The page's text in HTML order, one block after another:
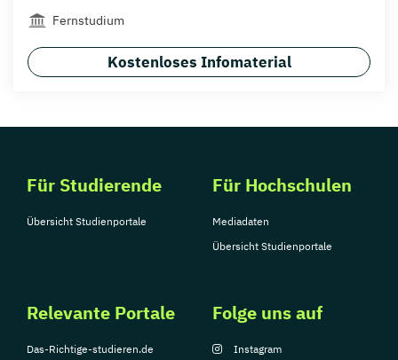
Fernstudium
Kostenloses Infomaterial
Für Studierende
Übersicht Studienportale
Für Hochschulen
Mediadaten
Übersicht Studienportale
Relevante Portale
Das-Richtige-studieren.de
Folge uns auf
Instagram